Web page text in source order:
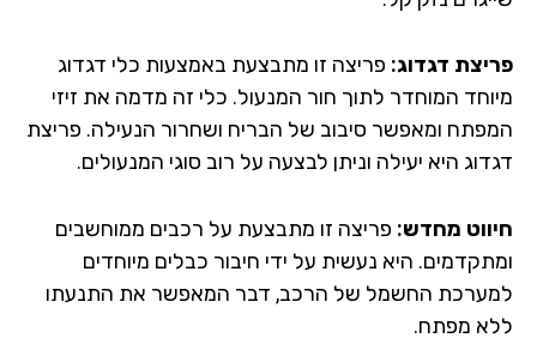
דגדוג:פריצה זו מתבצעת באמצעות כלי דגדוג
המוחדר לתוך חור המנעול. כלי זה מדמה את זיזי
ומאפשר סיבוב של הבריח ושחרור הנעילה. פריצת
היא יעילה וניתן לבצעה על רוב סוגי המנעולים.
מחדש:פריצה זו מתבצעת על רכבים ממוחשבים
היא נעשית על ידי חיבור כבלים מיוחדים
החשמל של הרכב, דבר המאפשר את התנעתו
מפתח.